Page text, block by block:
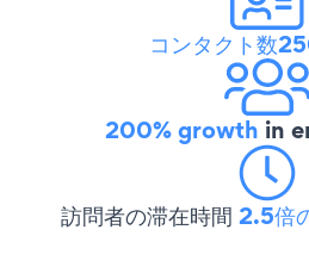
コンタクト数
200% growth in
訪問者の滞在時間 2.5倍